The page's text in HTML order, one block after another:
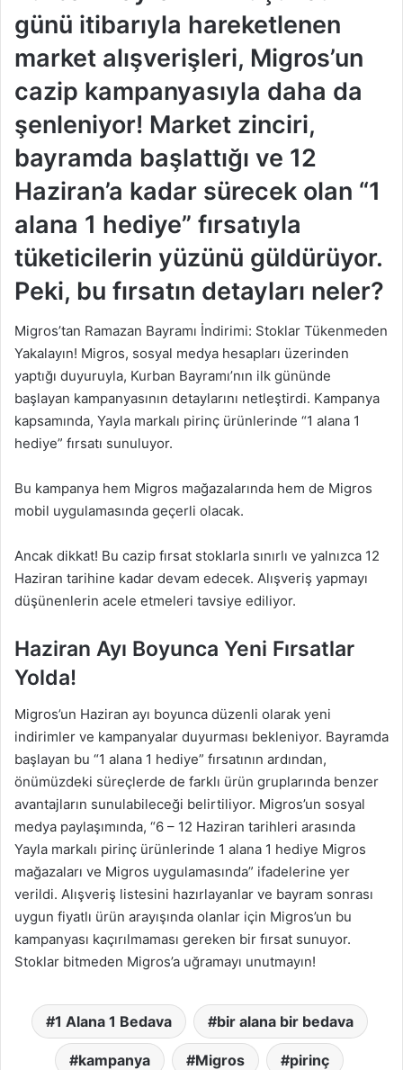
günü itibarıyla hareketlenen
market alışverişleri, Migros’un
cazip kampanyasıyla daha da
şenleniyor! Market zinciri,
bayramda başlattığı ve 12
Haziran’a kadar sürecek olan “1
alana 1 hediye” fırsatıyla
tüketicilerin yüzünü güldürüyor.
Peki, bu fırsatın detayları neler?
Migros’tan Ramazan Bayramı İndirimi: Stoklar Tükenmeden
Yakalayın! Migros, sosyal medya hesapları üzerinden
yaptığı duyuruyla, Kurban Bayramı’nın ilk gününde
başlayan kampanyasının detaylarını netleştirdi. Kampanya
kapsamında, Yayla markalı pirinç ürünlerinde “1 alana 1
hediye” fırsatı sunuluyor.
Bu kampanya hem Migros mağazalarında hem de Migros
mobil uygulamasında geçerli olacak.
Ancak dikkat! Bu cazip fırsat stoklarla sınırlı ve yalnızca 12
Haziran tarihine kadar devam edecek. Alışveriş yapmayı
düşünenlerin acele etmeleri tavsiye ediliyor.
Haziran Ayı Boyunca Yeni Fırsatlar
Yolda!
Migros’un Haziran ayı boyunca düzenli olarak yeni
indirimler ve kampanyalar duyurması bekleniyor. Bayramda
başlayan bu “1 alana 1 hediye” fırsatının ardından,
önümüzdeki süreçlerde de farklı ürün gruplarında benzer
avantajların sunulabileceği belirtiliyor. Migros’un sosyal
medya paylaşımında, “6 – 12 Haziran tarihleri arasında
Yayla markalı pirinç ürünlerinde 1 alana 1 hediye Migros
mağazaları ve Migros uygulamasında” ifadelerine yer
verildi. Alışveriş listesini hazırlayanlar ve bayram sonrası
uygun fiyatlı ürün arayışında olanlar için Migros’un bu
kampanyası kaçırılmaması gereken bir fırsat sunuyor.
Stoklar bitmeden Migros’a uğramayı unutmayın!
1 Alana 1 Bedava bir alana bir bedava
kampanya Migros pirinç